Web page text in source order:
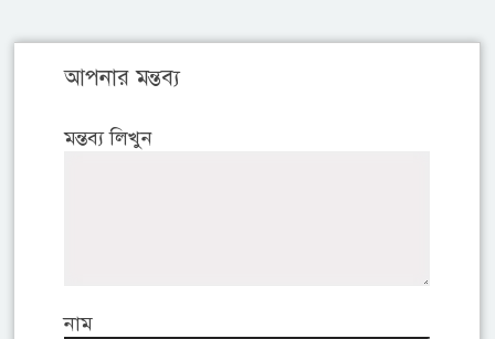
আপনার মন্তব্য
মন্তব্য লিখুন
নাম